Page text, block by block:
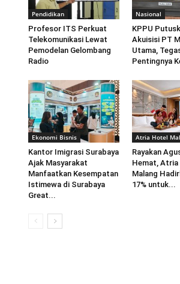
Pendidikan
Profesor ITS Perkuat
Telekomunikasi Lewat
Pemodelan Gelombang
Radio
Nasional
KPPU
Akuisisi PT
Utama,
Pentingnya
Ekonomi Bisnis
Kantor Imigrasi Surabaya
Ajak Masyarakat
Manfaatkan Kesempatan
Istimewa di Surabaya
Great...
Atria Hotel
Rayakan
Hemat, Atria
Malang
17% untuk...